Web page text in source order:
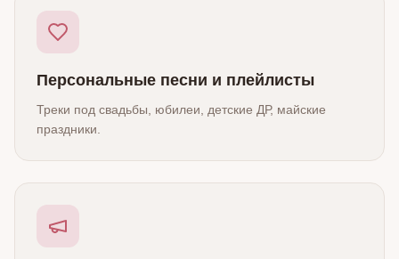
Персональные песни и плейлисты
Треки под свадьбы, юбилеи, детские ДР, майские
праздники.